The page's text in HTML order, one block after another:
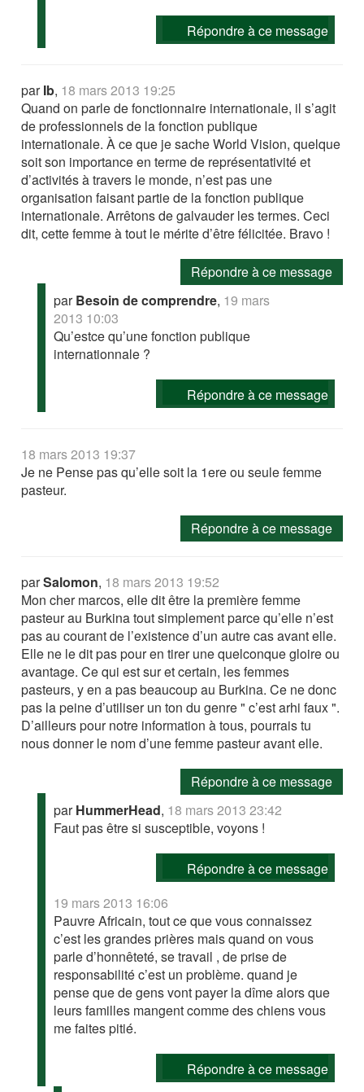
Répondre à ce message
parIb, 18 mars 2013 19:25
Quand on parle de fonctionnaire internationale, il s’agit
de professionnels de la fonction publique
internationale. À ce que je sache World Vision, quelque
soit son importance en terme de représentativité et
d’activités à travers le monde, n’est pas une
organisation faisant partie de la fonction publique
internationale. Arrêtons de galvauder les termes. Ceci
dit, cette femme à tout le mérite d’être félicitée. Bravo !
Répondre à ce message
parBesoin de comprendre, 19 mars
2013 10:03
Qu’estce qu’une fonction publique
internationnale ?
Répondre à ce message
18 mars 2013 19:37
Je ne Pense pas qu’elle soit la 1ere ou seule femme
pasteur.
Répondre à ce message
parSalomon, 18 mars 2013 19:52
Mon cher marcos, elle dit être la première femme
pasteur au Burkina tout simplement parce qu’elle n’est
pas au courant de l’existence d’un autre cas avant elle.
Elle ne le dit pas pour en tirer une quelconque gloire ou
avantage. Ce qui est sur et certain, les femmes
pasteurs, y en a pas beaucoup au Burkina. Ce ne donc
pas la peine d’utiliser un ton du genre " c’est arhi faux ".
D’ailleurs pour notre information à tous, pourrais tu
nous donner le nom d’une femme pasteur avant elle.
Répondre à ce message
parHummerHead, 18 mars 2013 23:42
Faut pas être si susceptible, voyons !
Répondre à ce message
19 mars 2013 16:06
Pauvre Africain, tout ce que vous connaissez
c’est les grandes prières mais quand on vous
parle d’honnêteté, se travail , de prise de
responsabilité c’est un problème. quand je
pense que de gens vont payer la dîme alors que
leurs familles mangent comme des chiens vous
me faites pitié.
Répondre à ce message